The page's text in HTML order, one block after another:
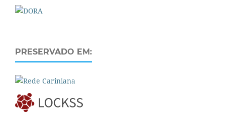
PRESERVADO EM: